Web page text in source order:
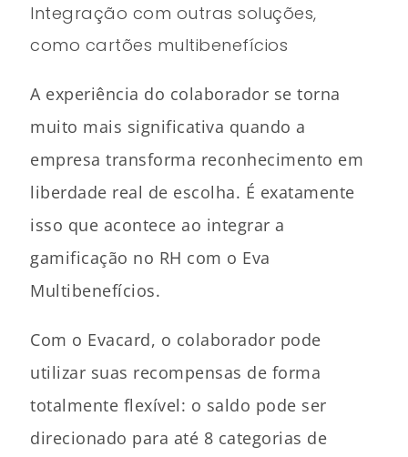
Integração com outras soluções,
como cartões multibenefícios
A experiência do colaborador se torna
muito mais significativa quando a
empresa transforma reconhecimento em
liberdade real de escolha. É exatamente
isso que acontece ao integrar a
gamificação no RH com o Eva
Multibenefícios.
Com o Evacard, o colaborador pode
utilizar suas recompensas de forma
totalmente flexível: o saldo pode ser
direcionado para até 8 categorias de